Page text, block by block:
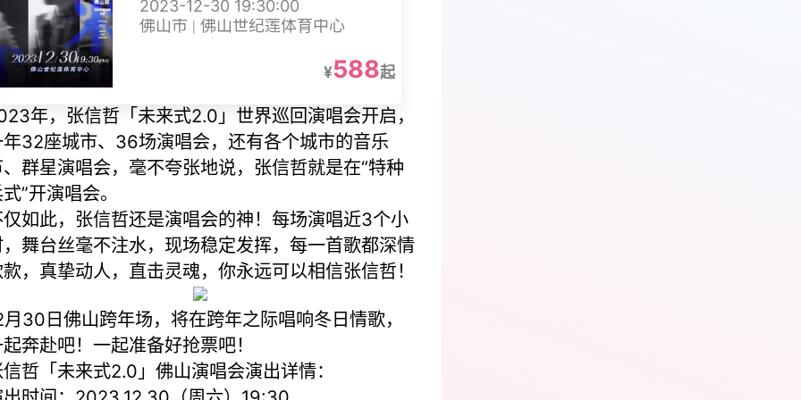
2023-12-30 19:30:00
佛山市 | 佛山世纪莲体育中心
¥588起
年，张信哲「未来式2.0」世界巡回演唱会开启，
32座城市、36场演唱会，还有各个城市的音乐
群星演唱会，毫不夸张地说，张信哲就是在“特种
”开演唱会。
如此，张信哲还是演唱会的神！每场演唱近3个小
舞台丝毫不注水，现场稳定发挥，每一首歌都深情
，真挚动人，直击灵魂，你永远可以相信张信哲！
月30日佛山跨年场，将在跨年之际唱响冬日情歌，
奔赴吧！一起准备好抢票吧！
哲「未来式2.0」佛山演唱会演出详情：